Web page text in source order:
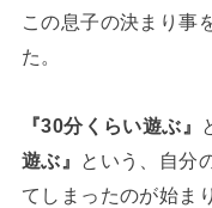
この息子の決まり事
た。
『30分くらい遊ぶ』
遊ぶ』
という、自分
てしまったのが始ま